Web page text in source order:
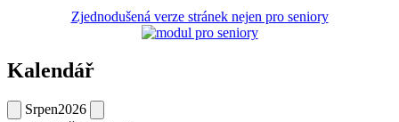
Zjednodušená verze stránek nejen pro seniory
Kalendář
Srpen2026